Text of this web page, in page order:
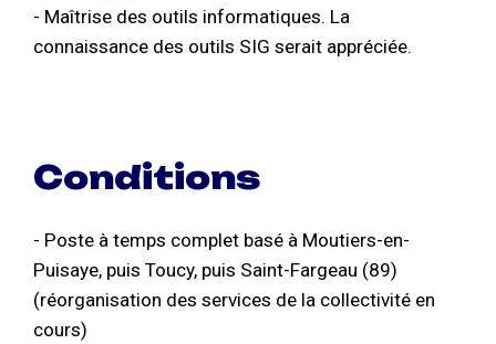
- Maîtrise des outils informatiques. La
connaissance des outils SIG serait appréciée.
Conditions
- Poste à temps complet basé à Moutiers-en-
Puisaye, puis Toucy, puis Saint-Fargeau (89)
(réorganisation des services de la collectivité en
cours)